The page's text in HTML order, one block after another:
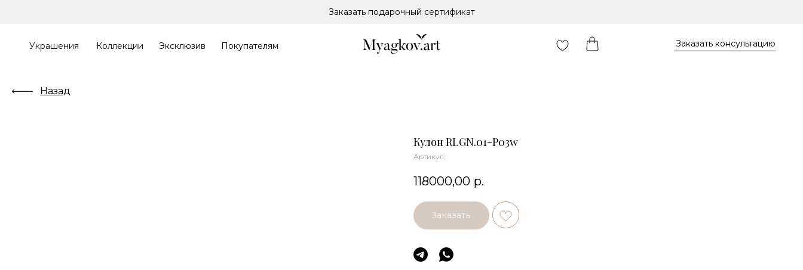
Заказать консультацию
Заказать подарочный сертификат
Покупателям
Коллекции Эксклюзив
Украшения
Назад
Кулон RLGN.01-P03w
Артикул:
118000,00 р.
Заказать